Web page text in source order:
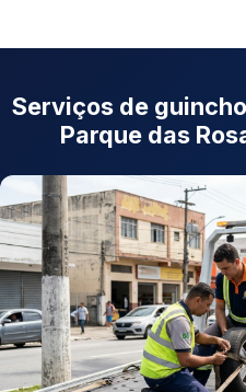
Serviços de
Parque das